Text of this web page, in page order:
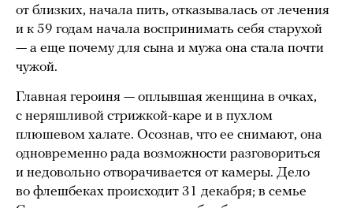
от близких, начала пить, отказывалась от лечения
и к 59 годам начала воспринимать себя старухой
— а еще почему для сына и мужа она стала почти
чужой.
Главная героиня — оплывшая женщина в очках,
с неряшливой стрижкой-каре и в пухлом
плюшевом халате. Осознав, что ее снимают, она
одновременно рада возможности разговориться
и недовольно отворачивается от камеры. Дело
во флешбеках происходит 31 декабря; в семье